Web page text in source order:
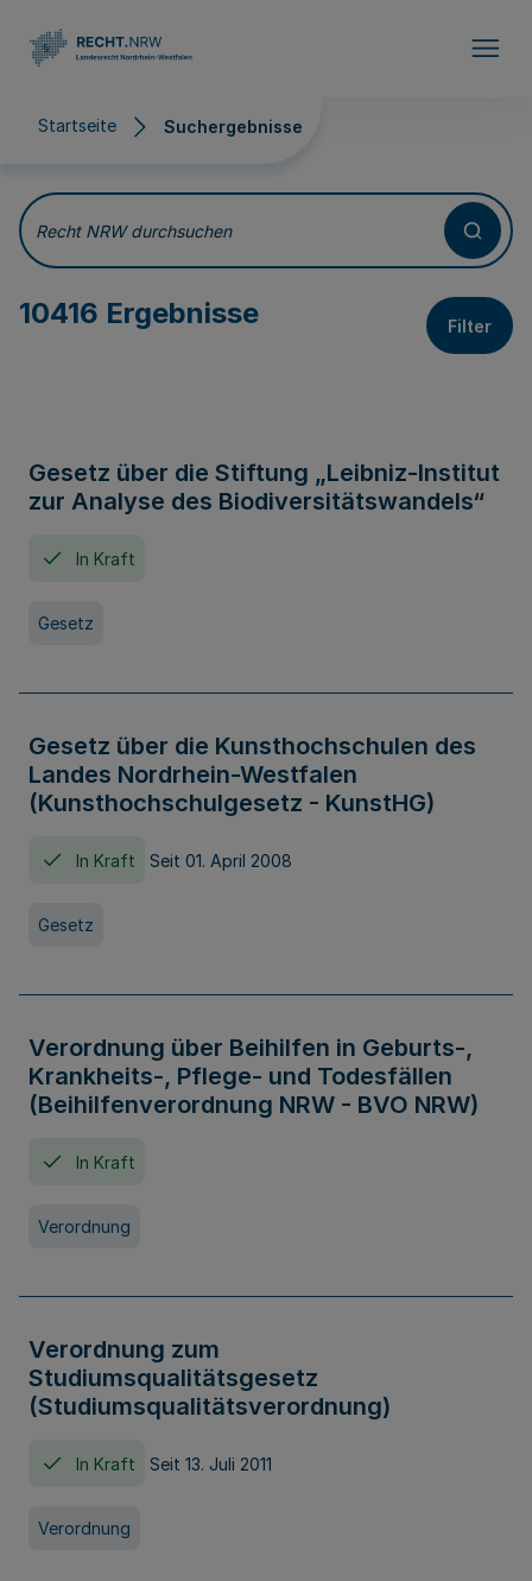
Startseite Suchergebnisse
Suchergebnisse
Recht NRW durchsuchen
10416 Ergebnisse Filter
Gesetz über die Stiftung „Leibniz-Institut
zur Analyse des Biodiversitätswandels“
In Kraft
Gesetz
Gesetz über die Kunsthochschulen des
Landes Nordrhein-Westfalen
(Kunsthochschulgesetz - KunstHG)
In Kraft Seit 01. April 2008
Gesetz
Verordnung über Beihilfen in Geburts-,
Krankheits-, Pflege- und Todesfällen
(Beihilfenverordnung NRW - BVO NRW)
In Kraft
Verordnung
Verordnung zum
Studiumsqualitätsgesetz
(Studiumsqualitätsverordnung)
In Kraft Seit 13. Juli 2011
Verordnung